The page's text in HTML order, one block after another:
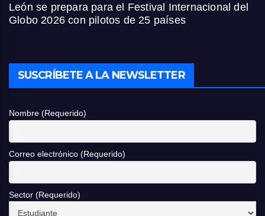
León se prepara para el Festival Internacional del
Globo 2026 con pilotos de 25 países
SUSCRÍBETE A LA NEWSLETTER
Nombre (Requerido)
Correo electrónico (Requerido)
Sector (Requerido)